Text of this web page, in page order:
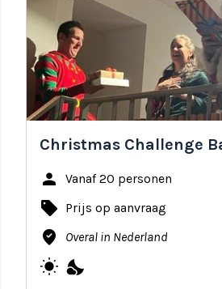
Christmas Challenge
person Vanaf 20 personen
local_offer Prijs op aanvraag
where_to_vote Overal in Nederland
wb_sunny nights_stay